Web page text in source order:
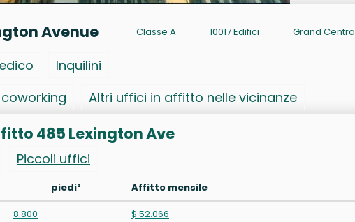
Avenue Classe A 10017 Edifici Grand
Inquilini
Altri uffici in affitto nelle vicinanze
485 Lexington Ave
Piccoli uffici
piedi²
Affitto mensile
8.800 $ 52.066